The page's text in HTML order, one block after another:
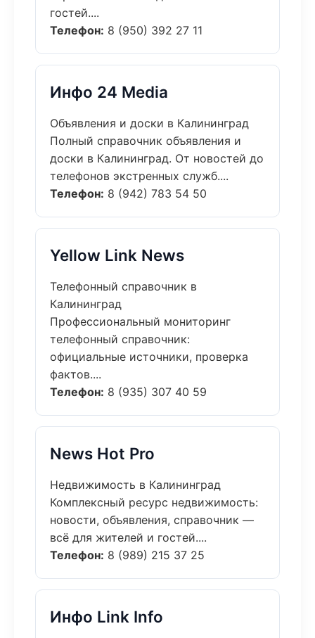
гостей....
Телефон: 8 (950) 392 27 11
Инфо 24 Media
Объявления и доски в Калининград
Полный справочник объявления и
доски в Калининград. От новостей до
телефонов экстренных служб....
Телефон: 8 (942) 783 54 50
Yellow Link News
Телефонный справочник в
Калининград
Профессиональный мониторинг
телефонный справочник:
официальные источники, проверка
фактов....
Телефон: 8 (935) 307 40 59
News Hot Pro
Недвижимость в Калининград
Комплексный ресурс недвижимость:
новости, объявления, справочник —
всё для жителей и гостей....
Телефон: 8 (989) 215 37 25
Инфо Link Info